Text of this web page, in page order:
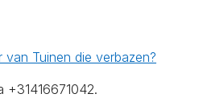
Tuinen die verbazen?
+31416671042.